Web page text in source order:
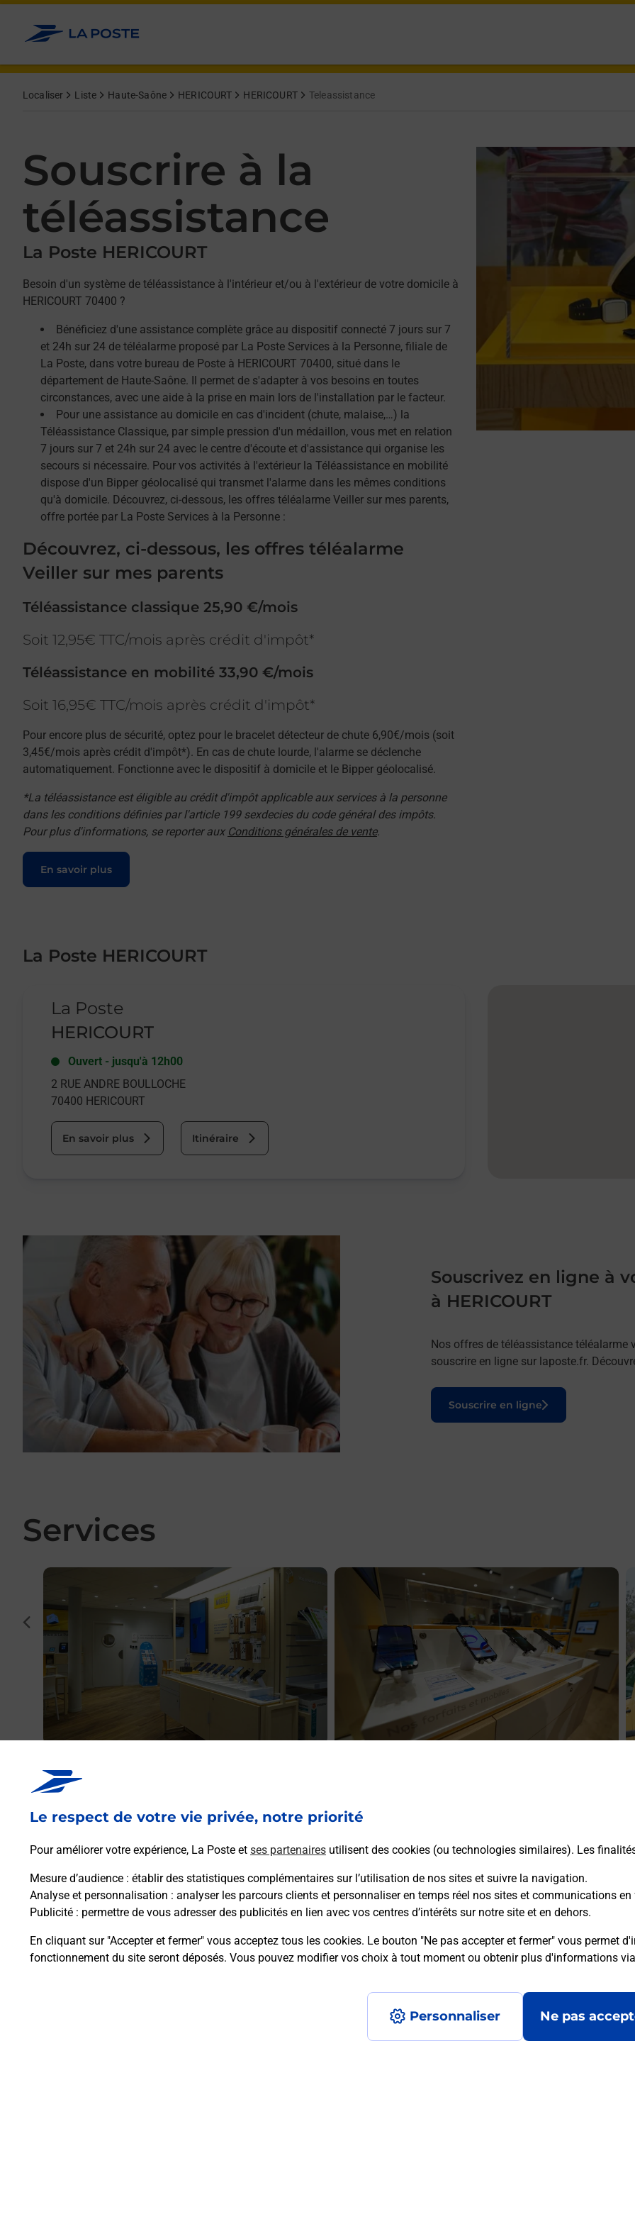
Le respect de votre vie privée, notre priorité
Pour améliorer votre expérience, La Poste et ses partenaires utilisent des cookies (ou technologies similaires). Les
Mesure d’audience : établir des statistiques complémentaires sur l’utilisation de nos sites et suivre la navigation.
Analyse et personnalisation : analyser les parcours clients et personnaliser en temps réel nos sites et communications
Publicité : permettre de vous adresser des publicités en lien avec vos centres d’intérêts sur notre site et en dehors.
En cliquant sur "Accepter et fermer" vous acceptez tous les cookies. Le bouton "Ne pas accepter et fermer" vous permet
fonctionnement du site seront déposés. Vous pouvez modifier vos choix à tout moment ou obtenir plus d'informations via
Personnaliser Ne pas
Allez au contenu
Localiser Liste Haute-Saône HERICOURT HERICOURT Teleassistance
Souscrire à la
téléassistance
La Poste HERICOURT
Besoin d'un système de téléassistance à l'intérieur et/ou à l'extérieur de votre domicile à
HERICOURT 70400 ?
Bénéficiez d'une assistance complète grâce au dispositif connecté 7 jours sur 7
et 24h sur 24 de téléalarme proposé par La Poste Services à la Personne, filiale de
La Poste, dans votre bureau de Poste à HERICOURT 70400, situé dans le
département de Haute-Saône. Il permet de s'adapter à vos besoins en toutes
circonstances, avec une aide à la prise en main lors de l'installation par le facteur.
Pour une assistance au domicile en cas d'incident (chute, malaise,…) la
Téléassistance Classique, par simple pression d'un médaillon, vous met en relation
7 jours sur 7 et 24h sur 24 avec le centre d'écoute et d'assistance qui organise les
secours si nécessaire. Pour vos activités à l'extérieur la Téléassistance en mobilité
dispose d'un Bipper géolocalisé qui transmet l'alarme dans les mêmes conditions
qu'à domicile. Découvrez, ci-dessous, les offres téléalarme Veiller sur mes parents,
offre portée par La Poste Services à la Personne :
Découvrez, ci-dessous, les offres téléalarme
Veiller sur mes parents
Téléassistance classique 25,90 €/mois
Soit 12,95€ TTC/mois après crédit d'impôt*
Téléassistance en mobilité 33,90 €/mois
Soit 16,95€ TTC/mois après crédit d'impôt*
Pour encore plus de sécurité, optez pour le bracelet détecteur de chute 6,90€/mois (soit
3,45€/mois après crédit d'impôt*). En cas de chute lourde, l'alarme se déclenche
automatiquement. Fonctionne avec le dispositif à domicile et le Bipper géolocalisé.
*La téléassistance est éligible au crédit d'impôt applicable aux services à la personne
dans les conditions définies par l'article 199 sexdecies du code général des impôts.
Pour plus d'informations, se reporter aux Conditions générales de vente.
En savoir plus
Le lien s'ouvre dans un nouvel onglet
La Poste HERICOURT
La Poste
HERICOURT
Ouvert - jusqu'à 12h00
2 RUE ANDRE BOULLOCHE
70400 HERICOURT
En savoir plus Itinéraire
Souscrivez en ligne à
à HERICOURT
Nos offres de téléassistance téléalarme
souscrire en ligne sur laposte.fr.
Souscrire en ligne
Le lien s'ouvre dans un nouvel onglet
Services
En savoir plus
Vous recherchez un smartphone pas cher proche de chez
vous ? Découvrez notre offre de téléphones iPhone Apple
dans vos bureaux de Poste à HERICOURT (70400) !
En savoir plus
vous ? Découvrez notre offre de téléphones mobiles
(70400) !
En savoir plus
Questions fréquemment posées
Afficher ou masquer la réponse
Afficher ou masquer la réponse
Afficher ou masquer la réponse